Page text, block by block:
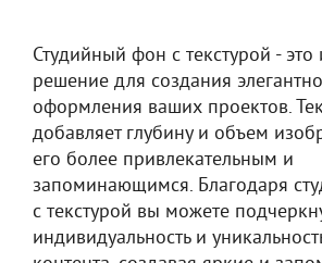
Студийный фон с текстурой - это
решение для создания
оформления ваших проектов.
добавляет глубину и объем
его более привлекательным и
запоминающимся. Благодаря
с текстурой вы можете
индивидуальность и